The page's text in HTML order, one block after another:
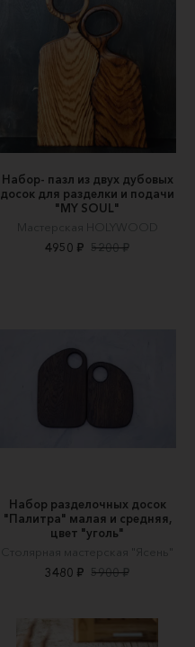
Набор- пазл из двух дубовых
досок для разделки и подачи
"MY SOUL"
Мастерская HOLYWOOD
4950 ₽ 5200 ₽
Набор разделочных досок
"Палитра" малая и средняя,
цвет "уголь"
Столярная мастерская "Ясень"
3480 ₽ 5900 ₽